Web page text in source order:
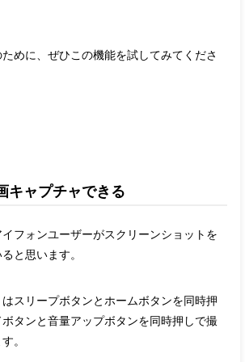
めに、ぜひこの機能を試してみてくださ
キャプチャできる
フォンユーザーがスクリーンショットを
と思います。
スリープボタンとホームボタンを同時押
タンと音量アップボタンを同時押しで撮
。